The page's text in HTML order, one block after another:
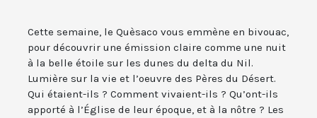
Cette semaine, le Quèsaco vous emmène en bivouac,
pour découvrir une émission claire comme une nuit
à la belle étoile sur les dunes du delta du Nil.
Lumière sur la vie et l’oeuvre des Pères du Désert.
Qui étaient-ils ? Comment vivaient-ils ? Qu’ont-ils
apporté à l’Église de leur époque, et à la nôtre ? Les